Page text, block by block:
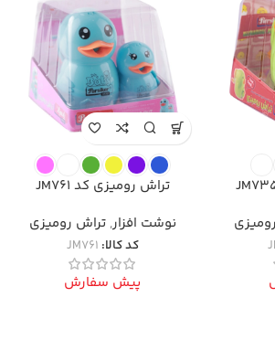
تراش رومیزی کد JM761
نوشت افزار,تراش رومیزی
کد کالا: JM761
پیش سفارش